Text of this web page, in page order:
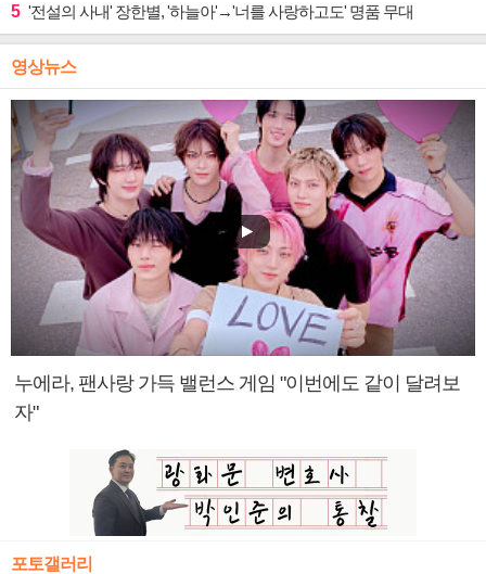
5 '전설의 사내' 장한별, '하늘아'→'너를 사랑하고도' 명품 무대
영상뉴스
누에라, 팬사랑 가득 밸런스 게임 "이번에도 같이 달려보
자"
포토갤러리